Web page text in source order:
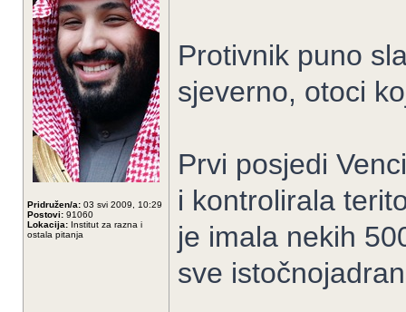
Pridružen/a: 03 svi 2009, 10:29
Postovi: 91060
Lokacija: Institut za razna i
ostala pitanja
Protivnik puno
sjeverno, otoci
Prvi posjedi
i kontrolirala
je imala nekih
sve